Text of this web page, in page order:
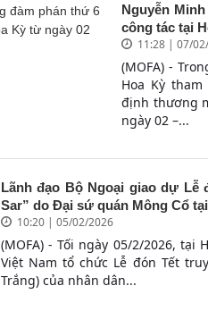
Nguyễn
công tác tại
11:28 | 07/
(MOFA) -
Hoa Kỳ
định thương
ngày 02 –...
Lãnh đạo Bộ Ngoại giao dự Lễ
Sar” do Đại sứ quán Mông Cổ
10:20 | 05/02/2026
(MOFA) - Tối ngày 05/2/2026,
Việt Nam tổ chức Lễ đón Tết
Trắng) của nhân dân...